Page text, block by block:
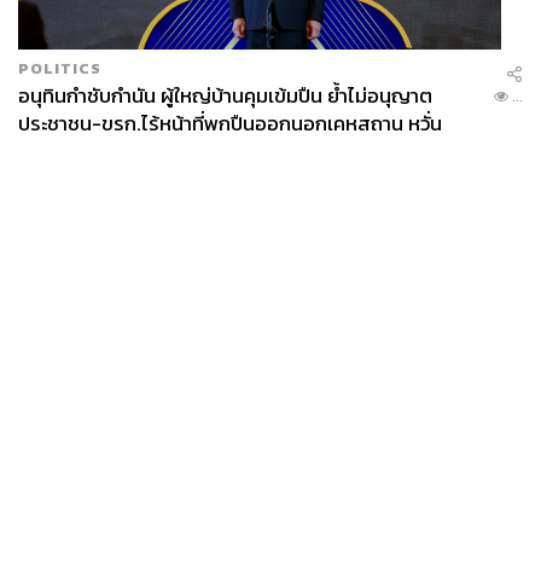
UOB เชื่อไทยยังแข่งขันได้ แม้สุดท้ายสหรัฐฯ ขึ้นภาษี
สูงกว่าคู่แข่งอย่างเวียดนาม
POLITICS
อนุทินกำชับกำนัน ผู้ใหญ่บ้านคุมเข้มปืน ย้ำไม่อนุญาต
ประชาชน-ขรก.ไร้หน้าที่พกปืนออกนอกเคหสถาน หวั่น
...